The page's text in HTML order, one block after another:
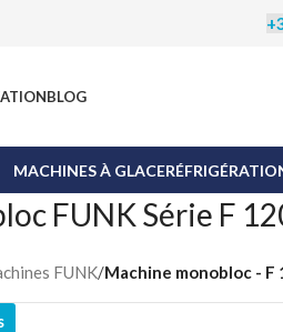
Nous
pour le
BLOG
MACHINES À GLACE
FUNK Série F
FUNK/Machine monobloc - F